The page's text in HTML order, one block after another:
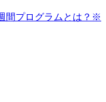
間プログラムとは？※